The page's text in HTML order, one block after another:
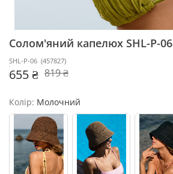
Солом'яний капелюх SHL-P-06
SHL-P-06 (457827)
655 ₴ 819 ₴
Колір: Молочний